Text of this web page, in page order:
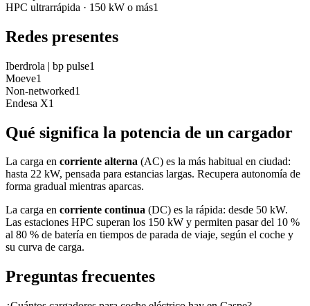
HPC ultrarrápida · 150 kW o más1
Redes presentes
Iberdrola | bp pulse1
Moeve1
Non-networked1
Endesa X1
Qué significa la potencia de un cargador
La carga en corriente alterna (AC) es la más habitual en ciudad:
hasta 22 kW, pensada para estancias largas. Recupera autonomía de
forma gradual mientras aparcas.
La carga en corriente continua (DC) es la rápida: desde 50 kW.
Las estaciones HPC superan los 150 kW y permiten pasar del 10 %
al 80 % de batería en tiempos de parada de viaje, según el coche y
su curva de carga.
Preguntas frecuentes